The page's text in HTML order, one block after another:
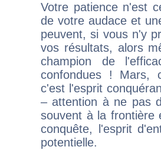
Votre patience n'est
de votre audace et
peuvent, si vous n'y
vos résultats, alors
champion de
confondues ! Mars,
c'est l'esprit
– attention à ne pas
souvent à la frontière
conquête, l'esprit
potentielle.